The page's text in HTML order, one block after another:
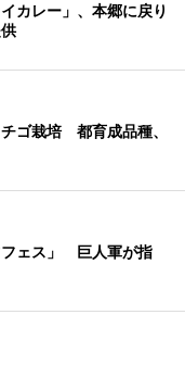
カレー」、本郷に戻り
ゴ栽培 都育成品種、
フェス」 巨人軍が指